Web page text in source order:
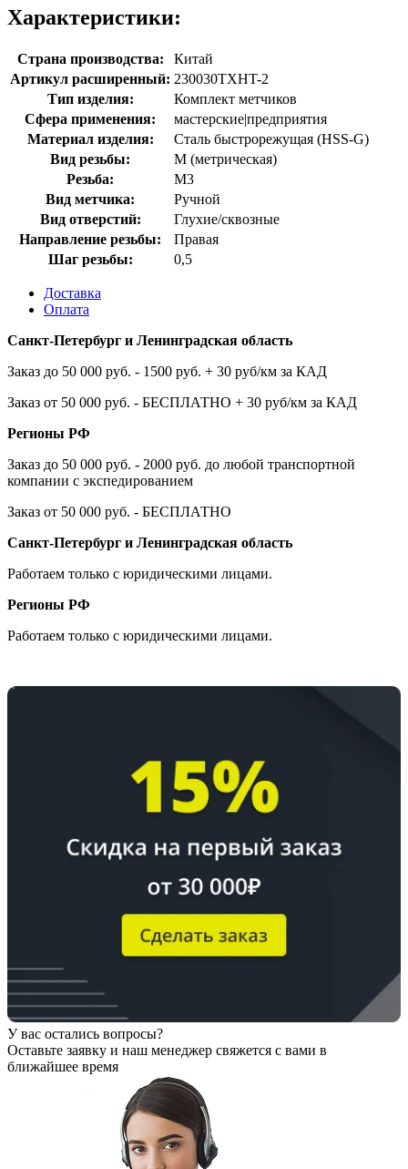
Характеристики:
Страна производства:
Китай
Артикул расширенный: 230030TXHT-2
Тип изделия:
Комплект метчиков
Сфера применения:
мастерские|предприятия
Материал изделия:
Сталь быстрорежущая (HSS-G)
Вид резьбы:
M (метрическая)
Резьба:
М3
Вид метчика:
Ручной
Вид отверстий:
Глухие/сквозные
Направление резьбы:
Правая
Шаг резьбы:
0,5
Доставка
Оплата
Санкт-Петербург и Ленинградская область
Заказ до 50 000 руб. - 1500 руб. + 30 руб/км за КАД
Заказ от 50 000 руб. - БЕСПЛАТНО + 30 руб/км за КАД
Регионы РФ
Заказ до 50 000 руб. - 2000 руб. до любой транспортной
компании с экспедированием
Заказ от 50 000 руб. - БЕСПЛАТНО
Санкт-Петербург и Ленинградская область
Работаем только с юридическими лицами.
Регионы РФ
Работаем только с юридическими лицами.
У вас остались вопросы?
Оставьте заявку и наш менеджер свяжется с вами в
ближайшее время